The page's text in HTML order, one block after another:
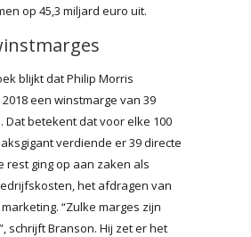
op 45,3 miljard euro uit.
blijkt dat Philip Morris
een winstmarge van 39
Dat betekent dat voor elke 100
verdiende er 39 directe
rest ging op aan zaken als
het afdragen van
“Zulke marges zijn
schrijft Branson. Hij zet er het